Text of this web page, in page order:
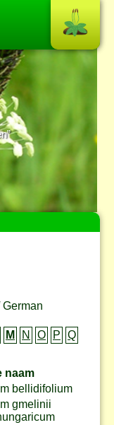
M N O P
Q
naam
bellidifolium
gmelinii